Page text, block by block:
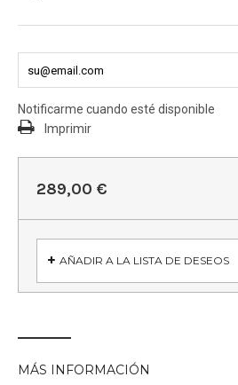
Notificarme cuando esté disponible
Imprimir
289,00 €
AÑADIR A LA LISTA DE DESEOS
MÁS INFORMACIÓN